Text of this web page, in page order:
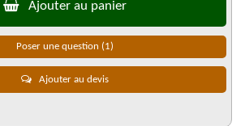
Ajouter au panier
Poser une question (1)
Ajouter au devis